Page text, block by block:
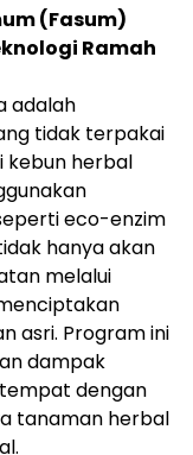
(Fasum)
Ramah
adalah
tidak terpakai
kebun herbal
eco-enzim
hanya akan
melalui
asri. Program ini
dampak
dengan
tanaman herbal